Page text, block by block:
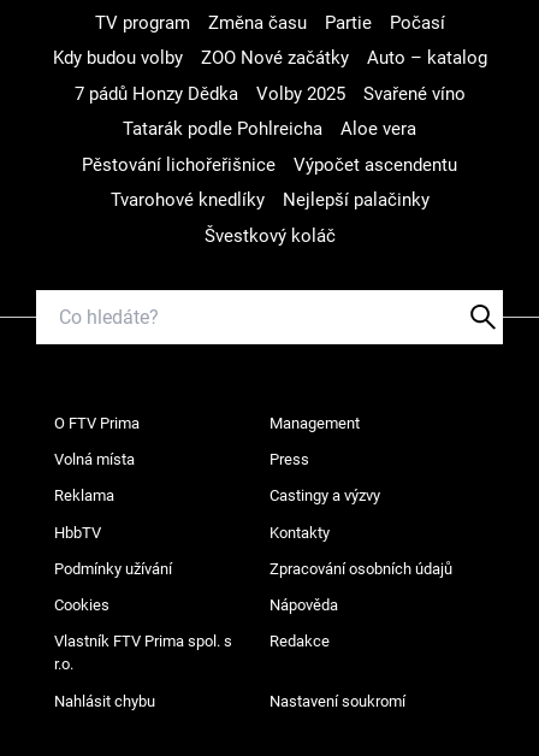
TV program
Změna času Partie
Počasí
Kdy budou volby
ZOO Nové začátky
Auto – katalog
7 pádů Honzy Dědka
Volby 2025
Svařené víno
Tatarák podle Pohlreicha
Aloe vera
Pěstování lichořeřišnice
Výpočet ascendentu
Tvarohové knedlíky
Nejlepší palačinky
Švestkový koláč
O FTV Prima Management
Volná místa Press
Reklama Castingy a výzvy
HbbTV Kontakty
Podmínky užívání Zpracování osobních údajů
Cookies Nápověda
Vlastník FTV Prima spol. s
r.o.
Redakce
Nahlásit chybu Nastavení soukromí